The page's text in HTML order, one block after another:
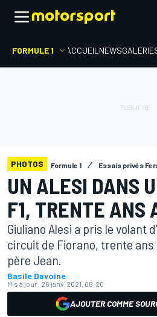
FORMULE 1 ACCUEIL NEWS
PHOTOS Formule 1 Essais privés
UN ALESI DANS
F1, TRENTE ANS
Giuliano Alesi a pris le volant
circuit de Fiorano, trente
père Jean.
Basile Davoine
Mis à jour: 26 janv. 2021, 08:20
AJOUTER COMME